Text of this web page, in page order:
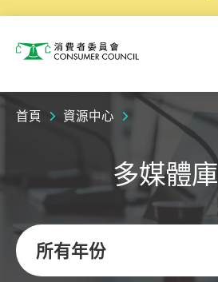
消費者委員會
首頁 資源中心
多媒體庫
所有年份